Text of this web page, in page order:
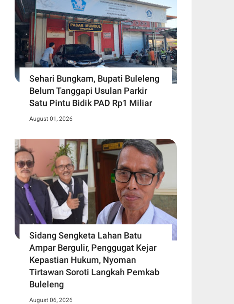
Sehari Bungkam, Bupati Buleleng
Belum Tanggapi Usulan Parkir
Satu Pintu Bidik PAD Rp1 Miliar
August 01, 2026
Sidang Sengketa Lahan Batu
Ampar Bergulir, Penggugat Kejar
Kepastian Hukum, Nyoman
Tirtawan Soroti Langkah Pemkab
Buleleng
August 06, 2026